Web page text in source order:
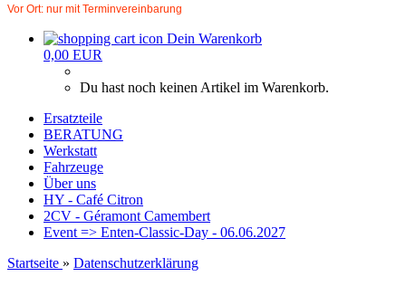
Vor Ort: nur mit Terminvereinbarung
Dein Warenkorb
0,00 EUR
Du hast noch keinen Artikel im Warenkorb.
Ersatzteile
BERATUNG
Werkstatt
Fahrzeuge
Über uns
HY - Café Citron
2CV - Géramont Camembert
Event => Enten-Classic-Day - 06.06.2027
Startseite » Datenschutzerklärung